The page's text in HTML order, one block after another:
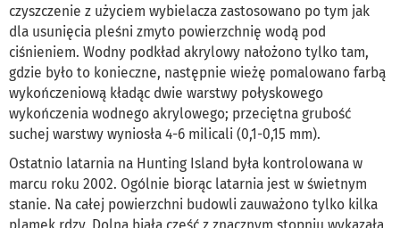
czyszczenie z użyciem wybielacza zastosowano po tym jak
dla usunięcia pleśni zmyto powierzchnię wodą pod
ciśnieniem. Wodny podkład akrylowy nałożono tylko tam,
gdzie było to konieczne, następnie wieżę pomalowano farbą
wykończeniową kładąc dwie warstwy połyskowego
wykończenia wodnego akrylowego; przeciętna grubość
suchej warstwy wyniosła 4-6 milicali (0,1-0,15 mm).
Ostatnio latarnia na Hunting Island była kontrolowana w
marcu roku 2002. Ogólnie biorąc latarnia jest w świetnym
stanie. Na całej powierzchni budowli zauważono tylko kilka
plamek rdzy. Dolna biała część z znacznym stopniu wykazała